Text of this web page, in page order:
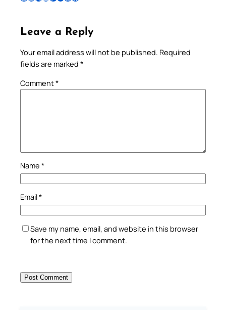
Leave a Reply
Your email address will not be published. Required
fields are marked *
Comment*
Name *
Email*
Save my name, email, and website in this browser
for the next time I comment.